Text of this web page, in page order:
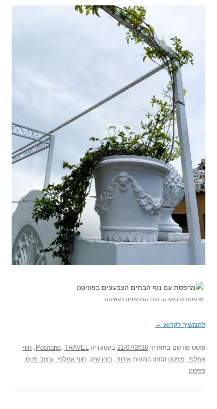
מרפסת עם נוף הבתים הצבעונים בפוזיטנו
להמשיך לקרוא ←
פוסט פורסם בתאריך 21/07/2016 בקטגוריה Positano TRAVEL
חוף
אמלפי פוזיטנו וסומן בתגיות אירוח בוהו שיק חוף אמלפי עיצוב פנים
פוזיטנו